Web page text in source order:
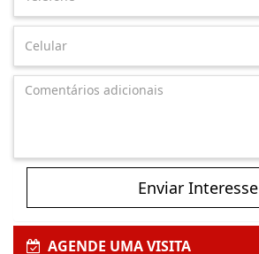
Enviar Interesse
AGENDE UMA VISITA